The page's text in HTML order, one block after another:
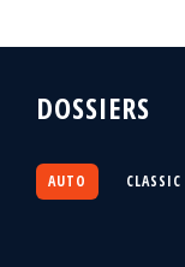
DOSSIERS
AUTO CLASSIC